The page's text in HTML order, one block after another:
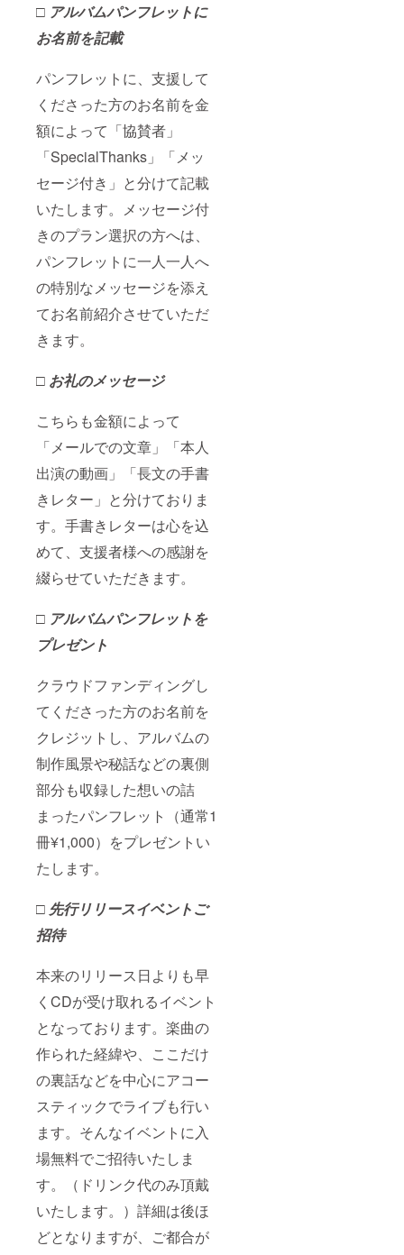
□ アルバムパンフレットに
お名前を記載
パンフレットに、支援して
くださった方のお名前を金
額によって「協賛者」
「SpecialThanks」「メッ
セージ付き」と分けて記載
いたします。メッセージ付
きのプラン選択の方へは、
パンフレットに一人一人へ
の特別なメッセージを添え
てお名前紹介させていただ
きます。
□ お礼のメッセージ
こちらも金額によって
「メールでの文章」「本人
出演の動画」「長文の手書
きレター」と分けておりま
す。手書きレターは心を込
めて、支援者様への感謝を
綴らせていただきます。
□ アルバムパンフレットを
プレゼント
クラウドファンディングし
てくださった方のお名前を
クレジットし、アルバムの
制作風景や秘話などの裏側
部分も収録した想いの詰
まったパンフレット（通常1
冊¥1,000）をプレゼントい
たします。
□ 先行リリースイベントご
招待
本来のリリース日よりも早
くCDが受け取れるイベント
となっております。楽曲の
作られた経緯や、ここだけ
の裏話などを中心にアコー
スティックでライブも行い
ます。そんなイベントに入
場無料でご招待いたしま
す。（ドリンク代のみ頂戴
いたします。）詳細は後ほ
どとなりますが、ご都合が